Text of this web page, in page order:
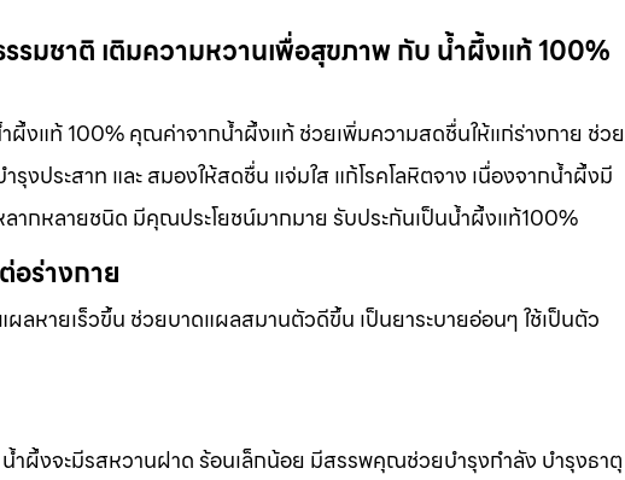
มชาติ เติมความหวานเพื่อสุขภาพ กับ น้ำผึ้งแท้ 100%
งแท้ 100% คุณค่าจากน้ำผึ้งแท้ ช่วยเพิ่มความสดชื่นให้แก่ร่างกาย ช่วย
งประสาท และ สมองให้สดชื่น แจ่มใส แก้โรคโลหิตจาง เนื่องจากน้ำผึ้งมี
ลากหลายชนิด มีคุณประโยชน์มากมาย รับประกันเป็นน้ำผึ้งแท้100%
อร่างกาย
หายเร็วขึ้น ช่วยบาดแผลสมานตัวดีขึ้น เป็นยาระบายอ่อนๆ ใช้เป็นตัว
ำผึ้งจะมีรสหวานฝาด ร้อนเล็กน้อย มีสรรพคุณช่วยบำรุงกำลัง บำรุงธาตุ